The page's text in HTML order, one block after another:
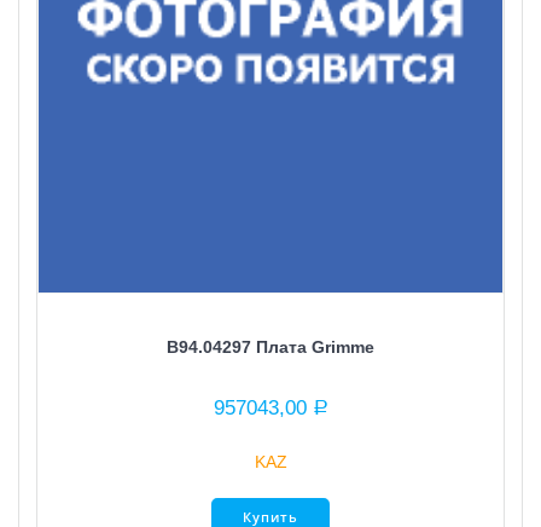
B94.04297 Плата Grimme
957043,00 Р
KAZ
Купить